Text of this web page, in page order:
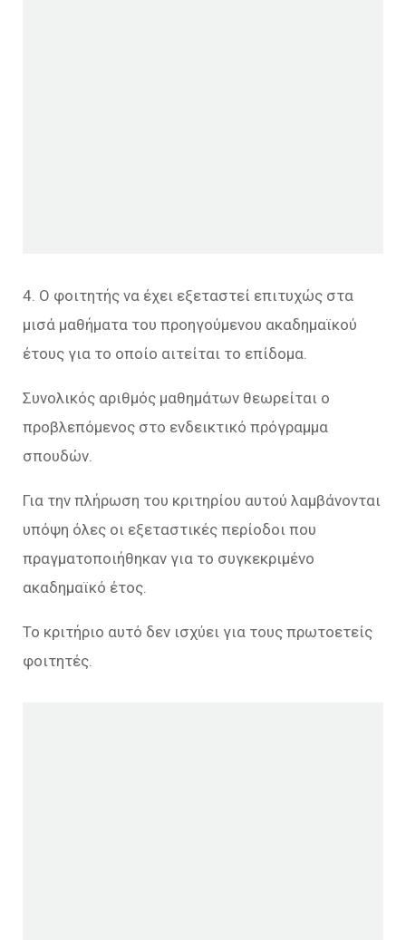
4. Ο φοιτητής να έχει εξεταστεί επιτυχώς στα
μισά μαθήματα του προηγούμενου ακαδημαϊκού
έτους για το οποίο αιτείται το επίδομα.
Συνολικός αριθμός μαθημάτων θεωρείται ο
προβλεπόμενος στο ενδεικτικό πρόγραμμα
σπουδών.
Για την πλήρωση του κριτηρίου αυτού λαμβάνονται
υπόψη όλες οι εξεταστικές περίοδοι που
πραγματοποιήθηκαν για το συγκεκριμένο
ακαδημαϊκό έτος.
Το κριτήριο αυτό δεν ισχύει για τους πρωτοετείς
φοιτητές.